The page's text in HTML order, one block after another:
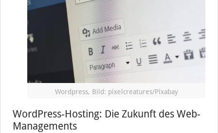
Wordpress, Bild: pixelcreatures/Pixabay
WordPress-Hosting: Die Zukunft des Web-
Managements